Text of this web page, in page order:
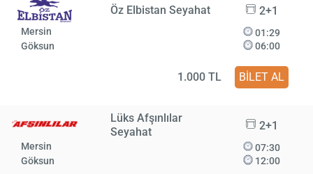
Öz Elbistan Seyahat 2+1
Mersin
Göksun
01:29
06:00
1.000 TL BİLET AL
Lüks Afşınlılar
Seyahat
2+1
Mersin
Göksun
07:30
12:00